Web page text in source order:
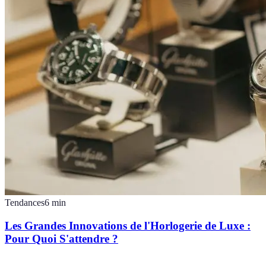
Tendances6 min
Les Grandes Innovations de l'Horlogerie de Luxe :
Pour Quoi S'attendre ?